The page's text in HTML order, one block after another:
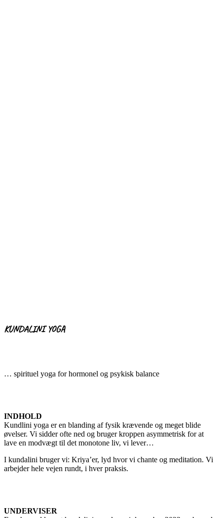
KUNDALINI YOGA
… spirituel yoga for hormonel og psykisk balance
INDHOLD
Kundlini yoga er en blanding af fysik krævende og meget blide
øvelser. Vi sidder ofte ned og bruger kroppen asymmetrisk for at
lave en modvægt til det monotone liv, vi lever…
I kundalini bruger vi: Kriya’er, lyd hvor vi chante og meditation. Vi
arbejder hele vejen rundt, i hver praksis.
UNDERVISER